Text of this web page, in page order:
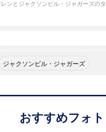
ンとジャクソンビル・ジャガーズの
ジャクソンビル・ジャガーズ
おすすめフォト